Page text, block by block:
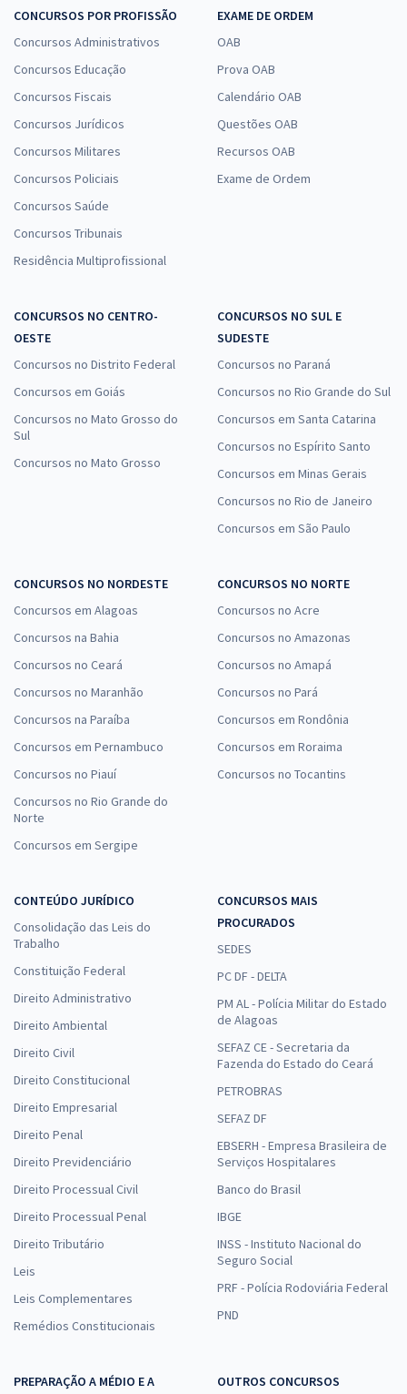
CONCURSOS POR PROFISSÃO
Concursos Administrativos
Concursos Educação
Concursos Fiscais
Concursos Jurídicos
Concursos Militares
Concursos Policiais
Concursos Saúde
Concursos Tribunais
Residência Multiprofissional
EXAME DE ORDEM
OAB
Prova OAB
Calendário OAB
Questões OAB
Recursos OAB
Exame de Ordem
CONCURSOS NO CENTRO-
OESTE
Concursos no Distrito Federal
Concursos em Goiás
Concursos no Mato Grosso do
Sul
Concursos no Mato Grosso
CONCURSOS NO SUL E
SUDESTE
Concursos no Paraná
Concursos no Rio Grande do Sul
Concursos em Santa Catarina
Concursos no Espírito Santo
Concursos em Minas Gerais
Concursos no Rio de Janeiro
Concursos em São Paulo
CONCURSOS NO NORDESTE
Concursos em Alagoas
Concursos na Bahia
Concursos no Ceará
Concursos no Maranhão
Concursos na Paraíba
Concursos em Pernambuco
Concursos no Piauí
Concursos no Rio Grande do
Norte
Concursos em Sergipe
CONCURSOS NO NORTE
Concursos no Acre
Concursos no Amazonas
Concursos no Amapá
Concursos no Pará
Concursos em Rondônia
Concursos em Roraima
Concursos no Tocantins
CONTEÚDO JURÍDICO
Consolidação das Leis do
Trabalho
Constituição Federal
Direito Administrativo
Direito Ambiental
Direito Civil
Direito Constitucional
Direito Empresarial
Direito Penal
Direito Previdenciário
Direito Processual Civil
Direito Processual Penal
Direito Tributário
Leis
Leis Complementares
Remédios Constitucionais
CONCURSOS MAIS
PROCURADOS
SEDES
PC DF - DELTA
PM AL - Polícia Militar do Estado
de Alagoas
SEFAZ CE - Secretaria da
Fazenda do Estado do Ceará
PETROBRAS
SEFAZ DF
EBSERH - Empresa Brasileira de
Serviços Hospitalares
Banco do Brasil
IBGE
INSS - Instituto Nacional do
Seguro Social
PRF - Polícia Rodoviária Federal
PND
PREPARAÇÃO A MÉDIO E A
OUTROS CONCURSOS